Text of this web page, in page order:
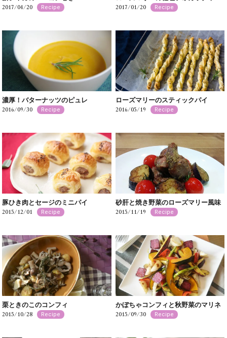
2017/04/20 Recipe 2017/01/20 Recipe
濃厚！バターナッツのピュレ
2016/09/30 Recipe
ローズマリーのスティックパイ
2016/05/19 Recipe
豚ひき肉とセージのミニパイ
2015/12/01 Recipe
砂肝と焼き野菜のローズマリー風味
2015/11/19 Recipe
栗ときのこのコンフィ
2015/10/28 Recipe
かぼちゃコンフィと秋野菜のマリネ
2015/09/30 Recipe